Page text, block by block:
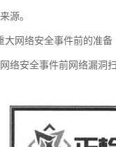
源。
大网络安全事件前的准备
络安全事件前网络漏洞